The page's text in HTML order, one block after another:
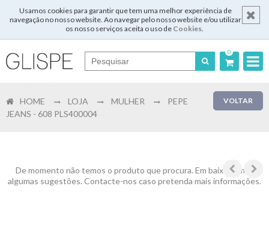
Usamos cookies para garantir que tem uma melhor experiência de
navegação no nosso website. Ao navegar pelo nosso website e/ou utilizar
os nosso serviços aceita o uso de Cookies.
0
English VOLTAR
HOME LOJA MULHER
PEPE
JEANS - 608 PLS400004
De momento não temos o produto que procura. Em baixo temos
algumas sugestões. Contacte-nos caso pretenda mais informações.